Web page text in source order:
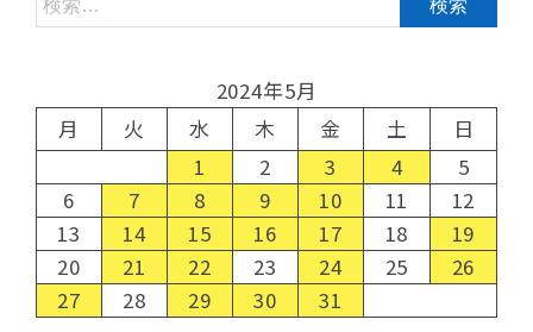
2024年5月
月
火 水 木 金 土
日
1
2 3 4
5
6
7 8 9 10 11
12
13
14 15 16 17 18
19
20
21 22 23 24 25
26
27
28 29 30 31